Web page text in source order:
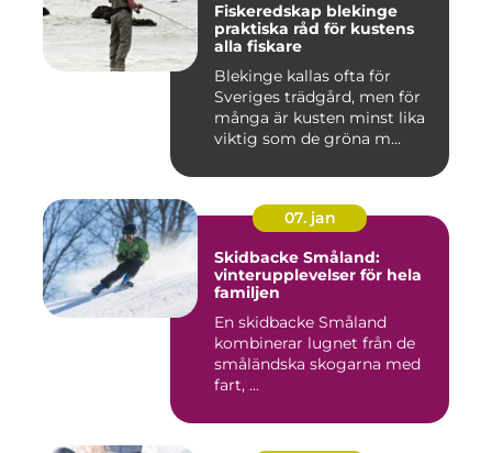
Fiskeredskap blekinge
praktiska råd för kustens
alla fiskare
Blekinge kallas ofta för
Sveriges trädgård, men för
många är kusten minst lika
viktig som de gröna m...
07. jan
Skidbacke Småland:
vinterupplevelser för hela
familjen
En skidbacke Småland
kombinerar lugnet från de
småländska skogarna med
fart, ...